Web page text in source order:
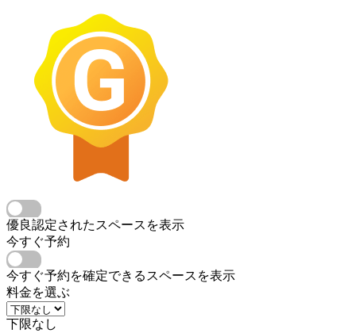
優良認定されたスペースを表示
今すぐ予約
今すぐ予約を確定できるスペースを表示
料金を選ぶ
下限なし